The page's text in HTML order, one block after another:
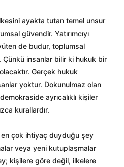
ayakta tutan temel unsur
güvendir. Yatırımcıyı
de budur, toplumsal
insanlar bilir ki hukuk bir
Gerçek hukuk
yoktur. Dokunulmaz olan
ayrıcalıklı kişiler
kurallardır.
çok ihtiyaç duyduğu şey
veya yeni kutuplaşmalar
kişilere göre değil, ilkelere